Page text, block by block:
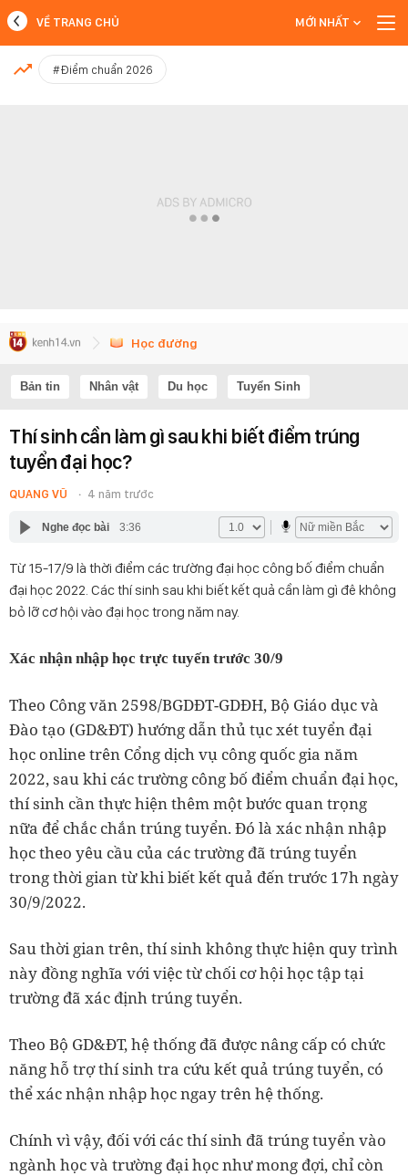
MỚI NHẤT
VỀ TRANG CHỦ MỚI NHẤT
#Điểm chuẩn 2026
Học đường
Bản tin Nhân vật Du học Tuyển Sinh
Thí sinh cần làm gì sau khi biết điểm trúng
tuyển đại học?
QUANG VŨ 4 năm trước
Nghe đọc bài 3:36
Từ 15-17/9 là thời điểm các trường đại học công bố điểm chuẩn
đại học 2022. Các thí sinh sau khi biết kết quả cần làm gì đê không
bỏ lỡ cơ hội vào đại học trong năm nay.
Xác nhận nhập học trực tuyến trước 30/9
Theo Công văn 2598/BGDĐT-GDĐH, Bộ Giáo dục và
Đào tạo (GD&ĐT) hướng dẫn thủ tục xét tuyển đại
học online trên Cổng dịch vụ công quốc gia năm
2022, sau khi các trường công bố điểm chuẩn đại học,
thí sinh cần thực hiện thêm một bước quan trọng
nữa để chắc chắn trúng tuyển. Đó là xác nhận nhập
học theo yêu cầu của các trường đã trúng tuyển
trong thời gian từ khi biết kết quả đến trước 17h ngày
30/9/2022.
Sau thời gian trên, thí sinh không thực hiện quy trình
này đồng nghĩa với việc từ chối cơ hội học tập tại
trường đã xác định trúng tuyển.
Theo Bộ GD&ĐT, hệ thống đã được nâng cấp có chức
năng hỗ trợ thí sinh tra cứu kết quả trúng tuyển, có
thể xác nhận nhập học ngay trên hệ thống.
Chính vì vậy, đối với các thí sinh đã trúng tuyển vào
ngành học và trường đại học như mong đợi, chỉ còn